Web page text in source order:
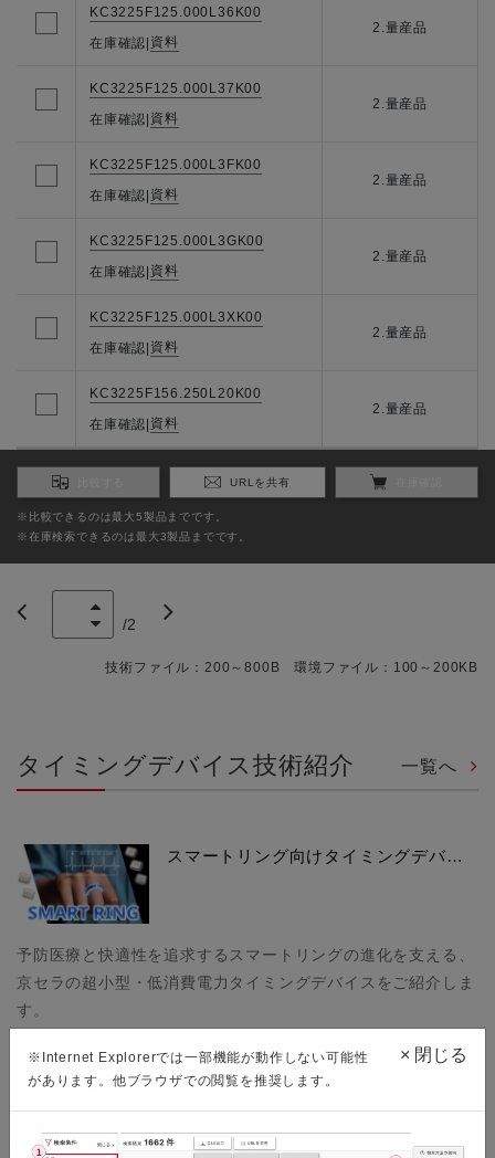
※Internet Explorerでは一部機能が動作しない可能性
があります。他ブラウザでの閲覧を推奨します。
× 閉じる
KC3225F125.000L36K00
在庫確認| 資料
2.量産品
KC3225F125.000L37K00
在庫確認| 資料
2.量産品
KC3225F125.000L3FK00
在庫確認| 資料
2.量産品
KC3225F125.000L3GK00
在庫確認| 資料
2.量産品
KC3225F125.000L3XK00
在庫確認| 資料
2.量産品
KC3225F156.250L20K00
在庫確認| 資料
2.量産品
URLを共有
※比較できるのは最大5製品までです。
※在庫検索できるのは最大3製品までです。
/2
技術ファイル：200～800B 環境ファイル：100～200KB
タイミングデバイス技術紹介 一覧へ
スマートリング向けタイミングデバ…
予防医療と快適性を追求するスマートリングの進化を支える、
京セラの超小型・低消費電力タイミングデバイスをご紹介しま
す。